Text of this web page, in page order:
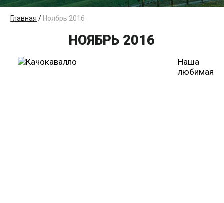
Главная / Ноябрь 2016
НОЯБРЬ 2016
Наша
любимая